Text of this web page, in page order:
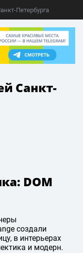
Петербурга
Санкт-
DOM
создали
в интерьерах
и модерн.